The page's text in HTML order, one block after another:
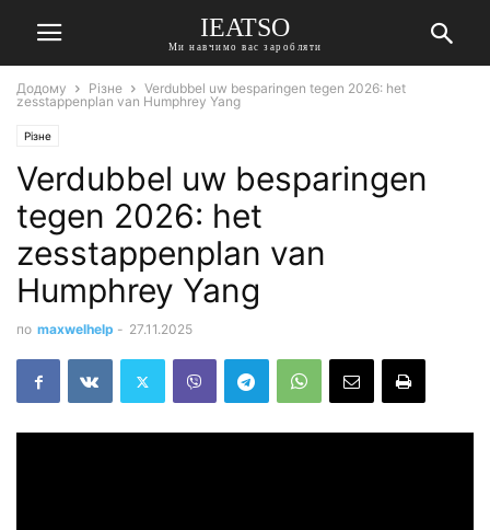
IEATSO
Ми навчимо вас заробляти
Додому Різне
Verdubbel uw besparingen tegen 2026: het
zesstappenplan van Humphrey Yang
Різне
Verdubbel uw besparingen
tegen 2026: het
zesstappenplan van
Humphrey Yang
по maxwelhelp - 27.11.2025